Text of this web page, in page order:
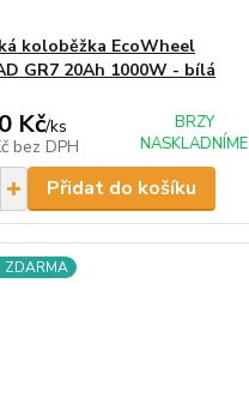
koloběžka EcoWheel
GR7 20Ah 1000W - bílá
Kč/ks
bez DPH
BRZY
NASKLADNÍME
Přidat do košíku
ZDARMA